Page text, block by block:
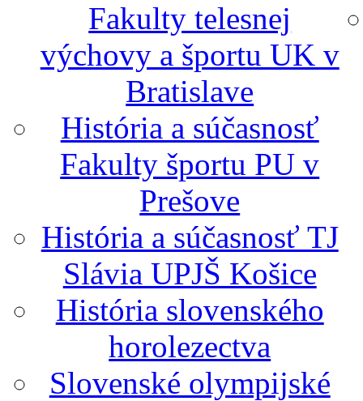
Fakulty telesnej
výchovy a športu UK v
Bratislave
História a súčasnosť
Fakulty športu PU v
Prešove
História a súčasnosť TJ
Slávia UPJŠ Košice
História slovenského
horolezectva
Slovenské olympijské